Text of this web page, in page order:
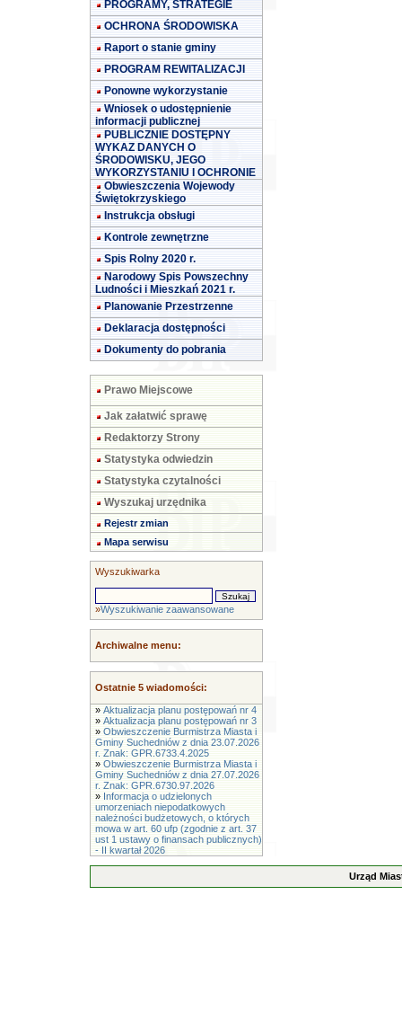
PROGRAMY, STRATEGIE
OCHRONA ŚRODOWISKA
Raport o stanie gminy
PROGRAM REWITALIZACJI
Ponowne wykorzystanie
Wniosek o udostępnienie
informacji publicznej
PUBLICZNIE DOSTĘPNY
WYKAZ DANYCH O
ŚRODOWISKU, JEGO
WYKORZYSTANIU I OCHRONIE
Obwieszczenia Wojewody
Świętokrzyskiego
Instrukcja obsługi
Kontrole zewnętrzne
Spis Rolny 2020 r.
Narodowy Spis Powszechny
Ludności i Mieszkań 2021 r.
Planowanie Przestrzenne
Deklaracja dostępności
Dokumenty do pobrania
Prawo Miejscowe
Jak załatwić sprawę
Redaktorzy Strony
Statystyka odwiedzin
Statystyka czytalności
Wyszukaj urzędnika
Rejestr zmian
Mapa serwisu
Wyszukiwarka
»Wyszukiwanie zaawansowane
Archiwalne menu:
Ostatnie 5 wiadomości:
» Aktualizacja planu postępowań nr 4
» Aktualizacja planu postępowań nr 3
» Obwieszczenie Burmistrza Miasta i
Gminy Suchedniów z dnia 23.07.2026
r. Znak: GPR.6733.4.2025
» Obwieszczenie Burmistrza Miasta i
Gminy Suchedniów z dnia 27.07.2026
r. Znak: GPR.6730.97.2026
» Informacja o udzielonych
umorzeniach niepodatkowych
należności budżetowych, o których
mowa w art. 60 ufp (zgodnie z art. 37
ust 1 ustawy o finansach publicznych)
- II kwartał 2026
Urząd